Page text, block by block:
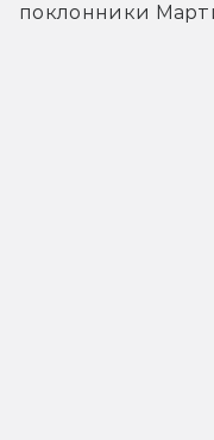
поклонники